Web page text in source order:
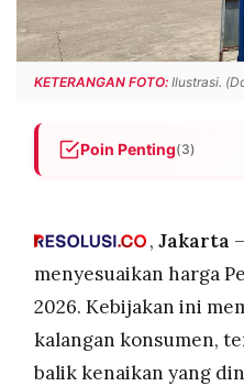
INFORMASI
IKLAN
KIRIM
TULISAN
PENGADUAN TERM
KAMI
KETERANGAN FOTO: Ilustrasi.
Poin Penting(3)
mengikuti harga
(Rp10.000/liter) dan
berubah, kenaikan
Pertamax dan
, Jakarta
menyesuaikan harga
2026. Kebijakan ini
kalangan konsumen,
balik kenaikan yang